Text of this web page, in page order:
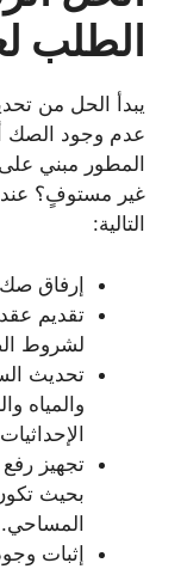
الطلب
يبدأ الحل من
عدم وجود الصك
المطور مبني
غير مستوفٍ؟
التالية:
إرفاق
تقديم
لشروط
تحديث
والمياه
تجهيز
بحيث
المساحي.
إثبات